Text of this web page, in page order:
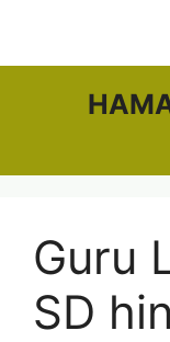
content
Guru
SD